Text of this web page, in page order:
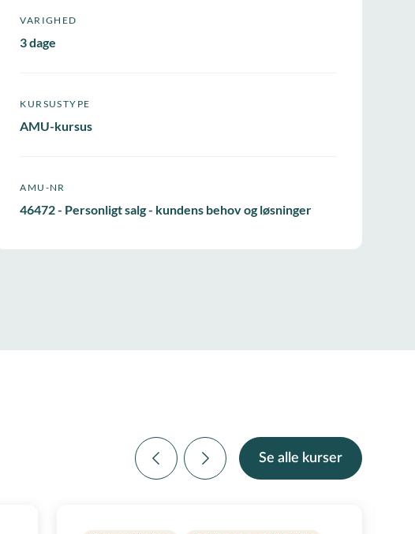
VARIGHED
3 dage
KURSUSTYPE
AMU-kursus
AMU-NR
46472 - Personligt salg - kundens behov og løsninger
Se alle kurser